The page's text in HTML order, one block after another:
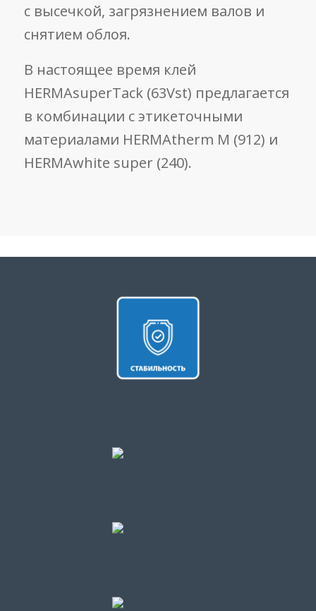
с высечкой, загрязнением валов и
снятием облоя.
В настоящее время клей
HERMAsuperTack (63Vst) предлагается
в комбинации с этикеточными
материалами HERMAtherm M (912) и
HERMAwhite super (240).